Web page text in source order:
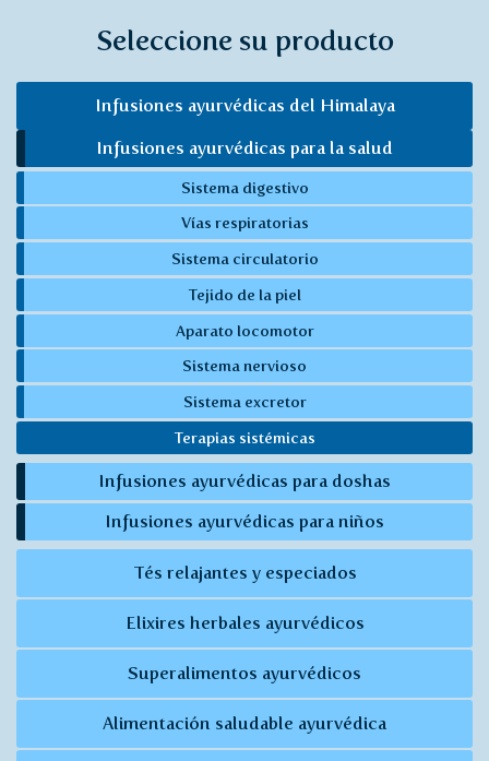
Seleccione su producto
Infusiones ayurvédicas del Himalaya
Infusiones ayurvédicas para la salud
Sistema digestivo
Vías respiratorias
Sistema circulatorio
Tejido de la piel
Aparato locomotor
Sistema nervioso
Sistema excretor
Terapias sistémicas
Infusiones ayurvédicas para doshas
Infusiones ayurvédicas para niños
Tés relajantes y especiados
Elixires herbales ayurvédicos
Superalimentos ayurvédicos
Alimentación saludable ayurvédica